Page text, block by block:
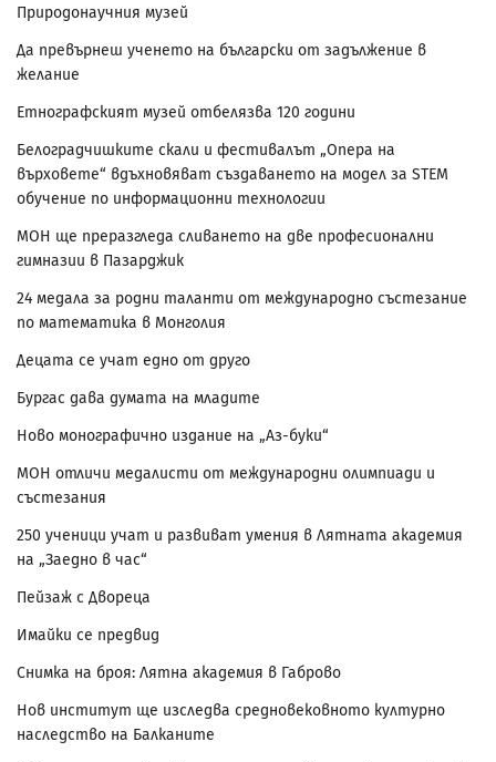
Природонаучния музей
Да превърнеш ученето на български от задължение в
желание
Етнографският музей отбелязва 120 години
Белоградчишките скали и фестивалът „Опера на
върховете“ вдъхновяват създаването на модел за STEM
обучение по информационни технологии
МОН ще преразгледа сливането на две професионални
гимназии в Пазарджик
24 медала за родни таланти от международно състезание
по математика в Монголия
Децата се учат едно от друго
Бургас дава думата на младите
Ново монографично издание на „Аз-буки“
МОН отличи медалисти от международни олимпиади и
състезания
250 ученици учат и развиват умения в Лятната академия
на „Заедно в час“
Пейзаж с Двореца
Имайки се предвид
Снимка на броя: Лятна академия в Габрово
Нов институт ще изследва средновековното културно
наследство на Балканите